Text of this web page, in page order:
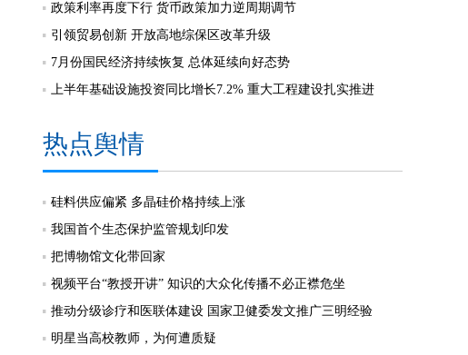
政策利率再度下行 货币政策加力逆周期调节
引领贸易创新 开放高地综保区改革升级
7月份国民经济持续恢复 总体延续向好态势
上半年基础设施投资同比增长7.2% 重大工程建设扎实推进
热点舆情
硅料供应偏紧 多晶硅价格持续上涨
我国首个生态保护监管规划印发
把博物馆文化带回家
视频平台“教授开讲” 知识的大众化传播不必正襟危坐
推动分级诊疗和医联体建设 国家卫健委发文推广三明经验
明星当高校教师，为何遭质疑